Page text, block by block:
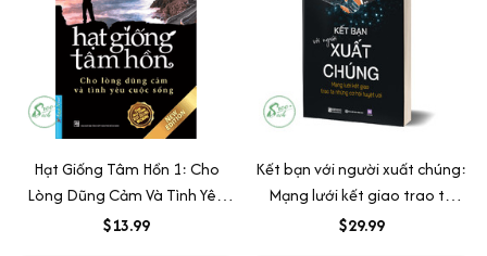
Hạt Giống Tâm Hồn 1: Cho
Lòng Dũng Cảm Và Tình Yêu
Cuộc Sống
$13.99
Kết bạn với người xuất chúng:
Mạng lưới kết giao trao ta
những cơ hội tuyệt vời
$29.99